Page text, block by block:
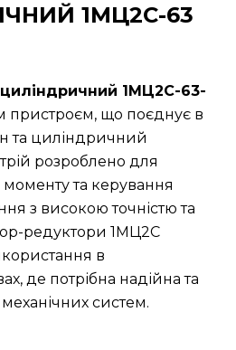
1МЦ2С-63
1МЦ2С-63-
пристроєм, що поєднує в
та циліндричний
розроблено для
моменту та керування
з високою точністю та
редуктори 1МЦ2С
в
де потрібна надійна та
систем.